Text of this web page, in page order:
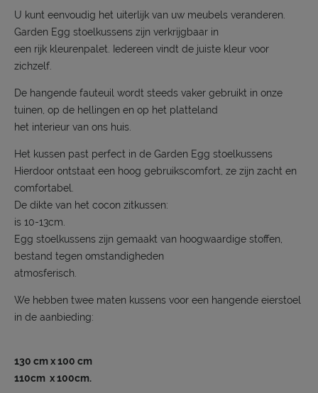
U kunt eenvoudig het uiterlijk van uw meubels veranderen.
Garden Egg stoelkussens zijn verkrijgbaar in
een rijk kleurenpalet. Iedereen vindt de juiste kleur voor
zichzelf.
De hangende fauteuil wordt steeds vaker gebruikt in onze
tuinen, op de hellingen en op het platteland
het interieur van ons huis.
Het kussen past perfect in de Garden Egg stoelkussens
Hierdoor ontstaat een hoog gebruikscomfort, ze zijn zacht en
comfortabel.
De dikte van het cocon zitkussen:
is 10-13cm.
Egg stoelkussens zijn gemaakt van hoogwaardige stoffen,
bestand tegen omstandigheden
atmosferisch.
We hebben twee maten kussens voor een hangende eierstoel
in de aanbieding:
130 cm x 100 cm
110cm x 100cm.